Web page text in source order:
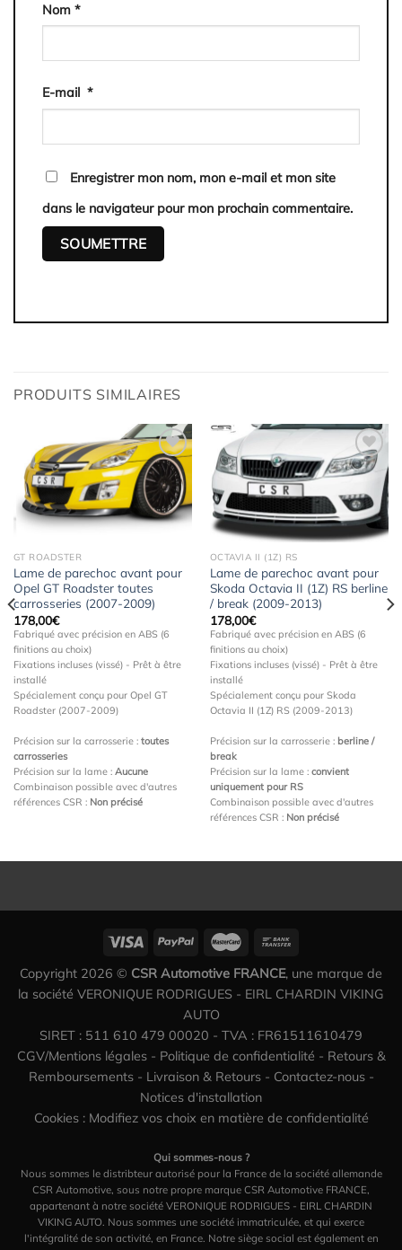
Nom *
E-mail *
Enregistrer mon nom, mon e-mail et mon site
dans le navigateur pour mon prochain commentaire.
PRODUITS SIMILAIRES
Ajouter
à la
wishlist
GT ROADSTER
Lame de parechoc avant pour
Opel GT Roadster toutes
carrosseries (2007-2009)
178,00€
Fabriqué avec précision en ABS (6
finitions au choix)
Fixations incluses (vissé) - Prêt à être
installé
Spécialement conçu pour Opel GT
Roadster (2007-2009)
Précision sur la carrosserie : toutes
carrosseries
Précision sur la lame : Aucune
Combinaison possible avec d'autres
références CSR : Non précisé
Ajouter
à la
wishlist
OCTAVIA II (1Z) RS
Lame de parechoc avant pour
Skoda Octavia II (1Z) RS berline
/ break (2009-2013)
178,00€
Fabriqué avec précision en ABS (6
finitions au choix)
Fixations incluses (vissé) - Prêt à être
installé
Spécialement conçu pour Skoda
Octavia II (1Z) RS (2009-2013)
Précision sur la carrosserie : berline /
break
Précision sur la lame : convient
uniquement pour RS
Combinaison possible avec d'autres
références CSR : Non précisé
Copyright 2026 © CSR Automotive FRANCE, une marque de
la société VERONIQUE RODRIGUES - EIRL CHARDIN VIKING
AUTO
SIRET : 511 610 479 00020 - TVA : FR61511610479
CGV/Mentions légales- Politique de confidentialité - Retours &
Remboursements- Livraison & Retours- Contactez-nous-
Notices d'installation
Cookies : Modifiez vos choix en matière de confidentialité
Qui sommes-nous ?
Nous sommes le distribteur autorisé pour la France de la société allemande
CSR Automotive, sous notre propre marque CSR Automotive FRANCE,
appartenant à notre société VERONIQUE RODRIGUES - EIRL CHARDIN
VIKING AUTO. Nous sommes une société immatriculée, et qui exerce
l'intégralité de son activité, en France. Notre siège social est également en